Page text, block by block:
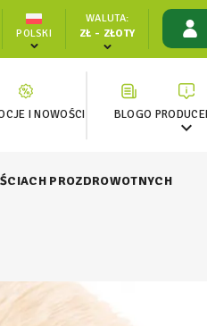
POLSKI
WALUTA:
ZŁ - ZŁOTY
I NOWOŚCI BLOGO

PROZDROWOTNYCH